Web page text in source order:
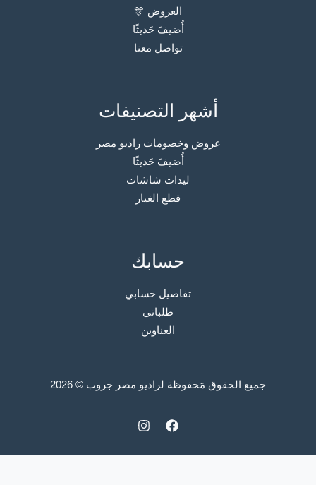
العروض 🎊
أُضيفَ حَديثًا
تواصل معنا
أشهر التصنيفات
عروض وخصومات راديو مصر
أُضيفَ حَديثًا
ليدات شاشات
قطع الغيار
حسابك
تفاصيل حسابي
طلباتي
العناوين
جميع الحقوق مَحفوظة لراديو مصر جروب © 2026